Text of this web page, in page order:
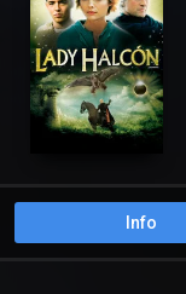
Info